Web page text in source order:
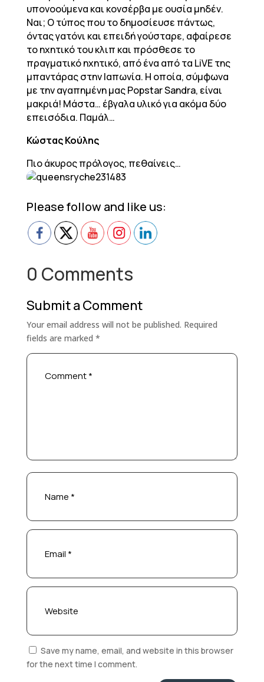
υπονοούμενα και κονσέρβα με ουσία μηδέν.
Ναι; Ο τύπος που το δημοσίευσε πάντως,
όντας γατόνι και επειδή γούσταρε, αφαίρεσε
το ηχητικό του κλιπ και πρόσθεσε το
πραγματικό ηχητικό, από ένα από τα LiVE της
μπαντάρας στην Ιαπωνία. Η οποία, σύμφωνα
με την αγαπημένη μας Popstar Sandra, είναι
μακριά! Μάστα… έβγαλα υλικό για ακόμα δύο
επεισόδια. Παμάλ…
Κώστας Κούλης
Πιο άκυρος πρόλογος, πεθαίνεις…
Please follow and like us:
0 Comments
Submit a Comment
Your email address will not be published. Required
fields are marked *
Save my name, email, and website in this browser
for the next time I comment.